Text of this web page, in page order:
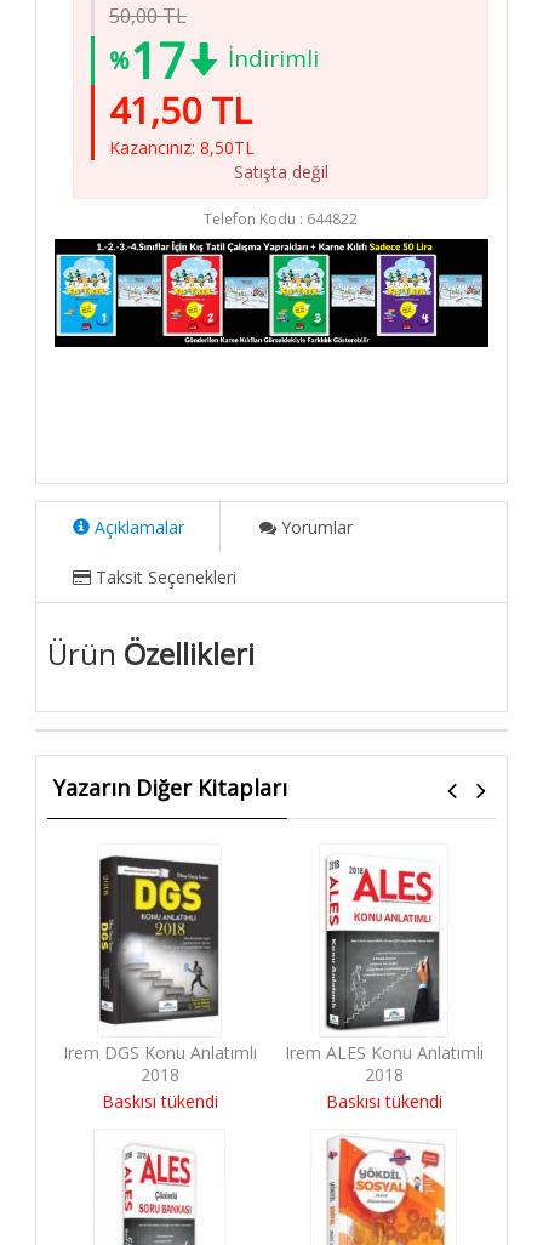
50,00 TL
%17 İndirimli
41,50 TL
Kazancınız: 8,50TL
Satışta değil
Telefon Kodu : 644822
Açıklamalar Yorumlar
Taksit Seçenekleri
Ürün Özellikleri
Yazarın Diğer Kitapları
Irem DGS Konu Anlatımlı
2018
Baskısı tükendi
Irem ALES Konu Anlatımlı
2018
Baskısı tükendi
İletişim
Elit Kitap
Sosyal
Medya
/ elitkitap
/ elitkitap